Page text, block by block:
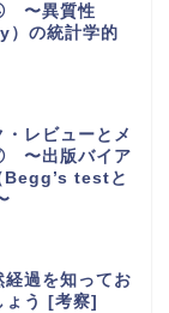
〜異質性
）の統計学的
レビューとメ
〜出版バイア
Begg’s testと
過を知ってお
ょう [考察]